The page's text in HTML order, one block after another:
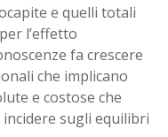
e quelli totali
l’effetto
fa crescere
che implicano
e costose che
sugli equilibri